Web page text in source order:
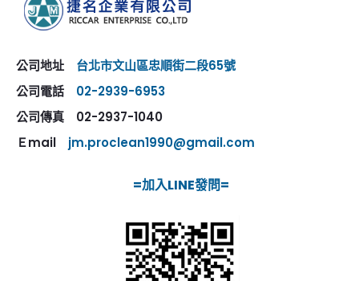
公司地址 台北市文山區忠順街二段65號
公司電話 02-2939-6953
公司傳真 02-2937-1040
Ｅmail jm.proclean1990@gmail.com
=加入LINE發問=